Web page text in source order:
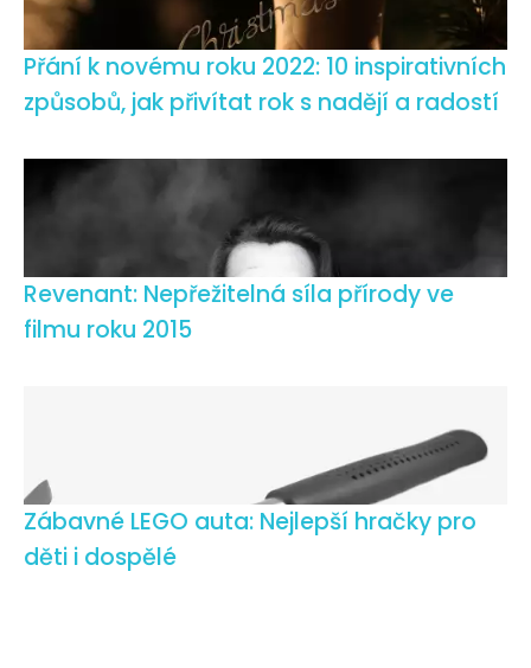
Přání k novému roku 2022: 10 inspirativních
způsobů, jak přivítat rok s nadějí a radostí
Revenant: Nepřežitelná síla přírody ve
filmu roku 2015
Zábavné LEGO auta: Nejlepší hračky pro
děti i dospělé